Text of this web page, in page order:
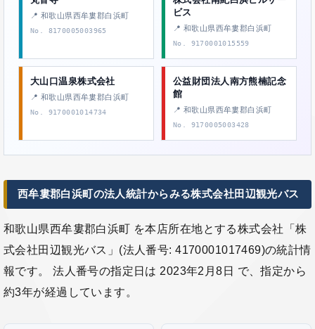
📍 和歌山県西牟婁郡白浜町
No. 8170005003965
ビス
📍 和歌山県西牟婁郡白浜町
No. 9170001015559
大山口温泉株式会社
📍 和歌山県西牟婁郡白浜町
No. 9170001014734
公益財団法人南方熊楠記念
館
📍 和歌山県西牟婁郡白浜町
No. 9170005003428
西牟婁郡白浜町の法人統計からみる株式会社田辺観光バス
和歌山県西牟婁郡白浜町 を本店所在地とする株式会社「株
式会社田辺観光バス」(法人番号: 4170001017469)の統計情
報です。 法人番号の指定日は 2023年2月8日 で、指定から
約3年が経過しています。